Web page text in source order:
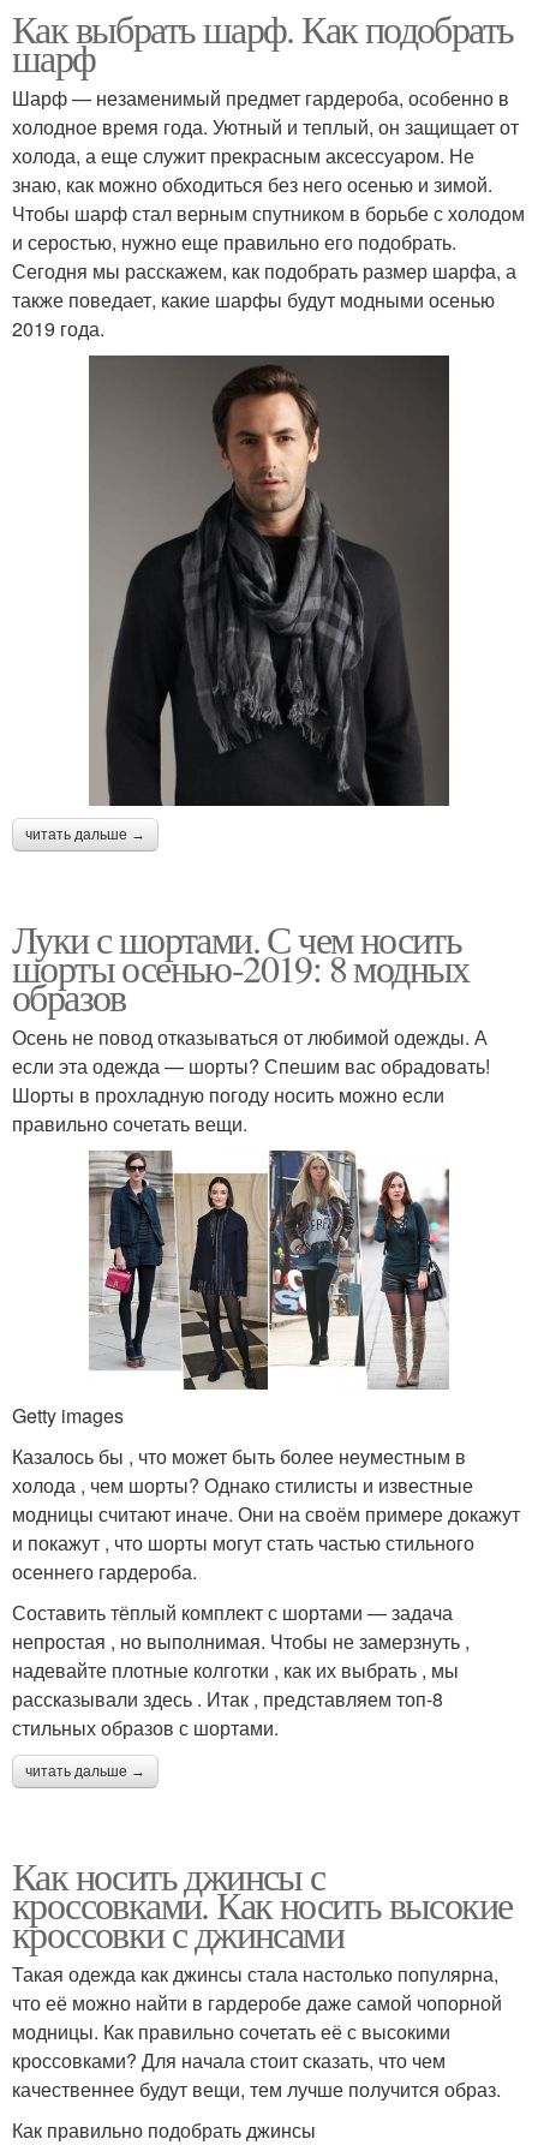
Как выбрать шарф. Как подобрать
шарф
Шарф — незаменимый предмет гардероба, особенно в
холодное время года. Уютный и теплый, он защищает от
холода, а еще служит прекрасным аксессуаром. Не
знаю, как можно обходиться без него осенью и зимой.
Чтобы шарф стал верным спутником в борьбе с холодом
и серостью, нужно еще правильно его подобрать.
Сегодня мы расскажем, как подобрать размер шарфа, а
также поведает, какие шарфы будут модными осенью
2019 года.
читать дальше →
Луки с шортами. С чем носить
шорты осенью-2019: 8 модных
образов
Осень не повод отказываться от любимой одежды. А
если эта одежда — шорты? Спешим вас обрадовать!
Шорты в прохладную погоду носить можно если
правильно сочетать вещи.
Getty images
Казалось бы , что может быть более неуместным в
холода , чем шорты? Однако стилисты и известные
модницы считают иначе. Они на своём примере докажут
и покажут , что шорты могут стать частью стильного
осеннего гардероба.
Составить тёплый комплект с шортами — задача
непростая , но выполнимая. Чтобы не замерзнуть ,
надевайте плотные колготки , как их выбрать , мы
рассказывали здесь . Итак , представляем топ-8
стильных образов с шортами.
читать дальше →
Как носить джинсы с
кроссовками. Как носить высокие
кроссовки с джинсами
Такая одежда как джинсы стала настолько популярна,
что её можно найти в гардеробе даже самой чопорной
модницы. Как правильно сочетать её с высокими
кроссовками? Для начала стоит сказать, что чем
качественнее будут вещи, тем лучше получится образ.
Как правильно подобрать джинсы